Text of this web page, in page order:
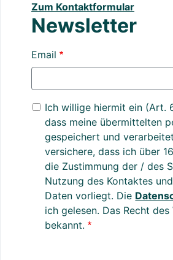
Zum Kontaktformular
Newsletter
Email
Ich willige hiermit ein (Art.
dass meine übermittelten
gespeichert und
versichere, dass ich über
die Zustimmung der / des
Nutzung des Kontaktes
Daten vorliegt. Die
ich gelesen. Das Recht
bekannt.